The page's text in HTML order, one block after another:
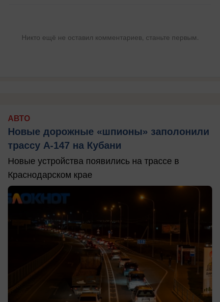
Никто ещё не оставил комментариев, станьте первым.
АВТО
Новые дорожные «шпионы» заполонили
трассу А-147 на Кубани
Новые устройства появились на трассе в
Краснодарском крае